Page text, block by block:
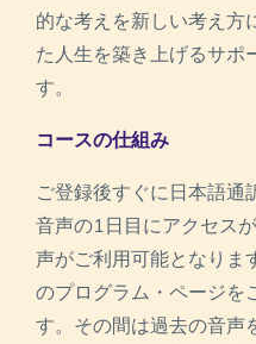
的な考えを新しい考え方
た人生を築き上げるサポ
す。
コースの仕組み
ご登録後すぐに日本語通
音声の1日目にアクセス
声がご利用可能となりま
のプログラム・ページを
す。その間は過去の音声